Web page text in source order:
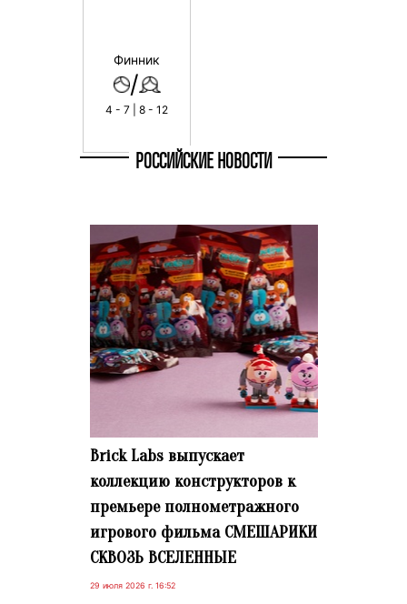
Финник
/
4 - 7 | 8 - 12
РОССИЙСКИЕ НОВОСТИ
Brick Labs выпускает
коллекцию конструкторов к
премьере полнометражного
игрового фильма СМЕШАРИКИ
СКВОЗЬ ВСЕЛЕННЫЕ
29 июля 2026 г. 16:52